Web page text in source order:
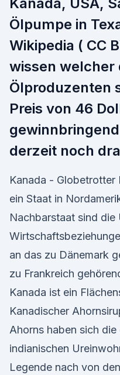
Ölpumpe in
Wikipedia ( CC
wissen welcher
Ölproduzenten
Preis von 46
derzeit noch
Kanada -
ein Staat in
Nachbarstaat sind die
an das zu Dänemark
zu Frankreich
Kanada ist ein
Kanadischer
Ahorns haben sich
indianischen
Legende nach von